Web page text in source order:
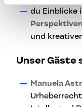
du Einblicke
Perspektiven
und
UnserGäste
Manuela